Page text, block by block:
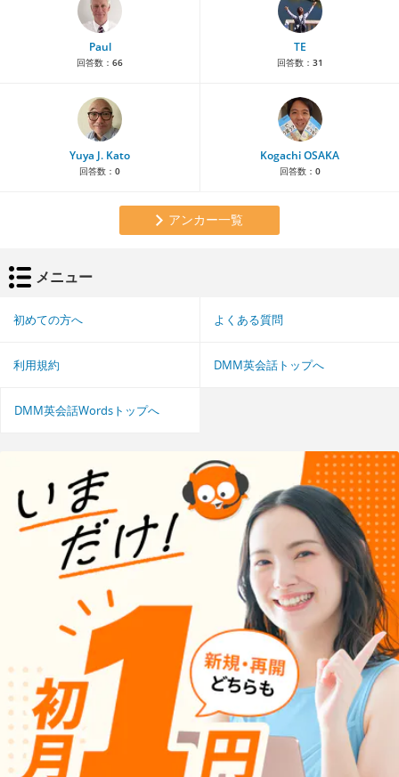
Paul
回答数： 66
TE
回答数： 31
Yuya J. Kato
回答数： 0
Kogachi OSAKA
回答数： 0
アンカー一覧
メニュー
初めての方へ よくある質問
利用規約 DMM英会話トップへ
DMM英会話Wordsトップへ